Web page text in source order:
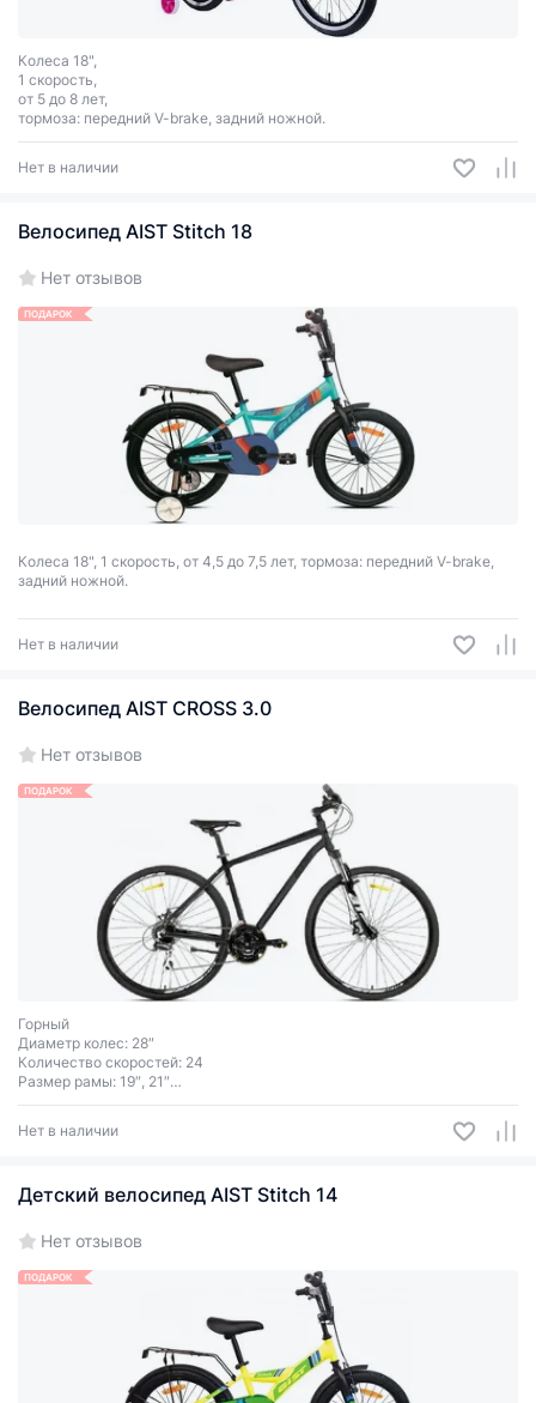
Колеса 18",
1 скорость,
от 5 до 8 лет,
тормоза: передний V-brake, задний ножной.
Нет в наличии
Велосипед AIST Stitch 18
Нет отзывов
ПОДАРОК
Колеса 18", 1 скорость, от 4,5 до 7,5 лет, тормоза: передний V-brake,
задний ножной.
Нет в наличии
Велосипед AIST CROSS 3.0
Нет отзывов
ПОДАРОК
Горный
Диаметр колес: 28″
Количество скоростей: 24
Размер рамы: 19″, 21″
Тормоза дисковые механические
Нет в наличии
Детский велосипед AIST Stitch 14
Нет отзывов
ПОДАРОК